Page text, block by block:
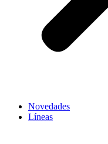
Novedades
Líneas